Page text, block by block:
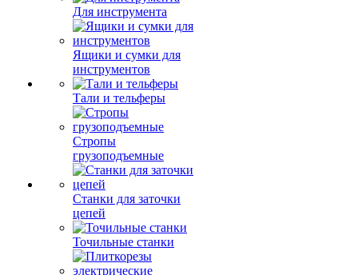
Для инструмента
Ящики и сумки для
инструментов
Тали и тельферы
Стропы
грузоподъемные
Станки для заточки
цепей
Точильные станки